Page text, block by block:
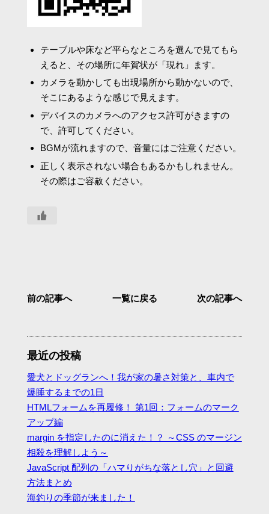
テーブルや床など平らなところを選んで見てもら
えると、その場所に年賀状が「現れ」ます。
カメラを動かしても出現場所から動かないので、
そこにあるような感じで見えます。
デバイスのカメラへのアクセス許可がきますの
で、許可してください。
BGMが流れますので、音量にはご注意ください。
正しく表示されない場合もあるかもしれません。
その際はご容赦ください。
前の記事へ 一覧に戻る 次の記事へ
最近の投稿
愛犬とドッグランへ！我が家の暑さ対策と、車内で
爆睡するまでの1日
HTMLフォームを再履修！ 第1回：フォームのマーク
アップ編
margin を指定したのに消えた！？ ～CSS のマージン
相殺を理解しよう～
JavaScript 配列の「ハマりがちな落とし穴」と回避
方法まとめ
海釣りの季節が来ました！